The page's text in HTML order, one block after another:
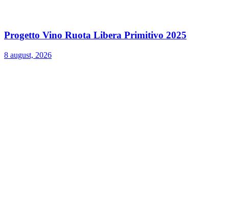
Progetto Vino Ruota Libera Primitivo 2025
8 august, 2026